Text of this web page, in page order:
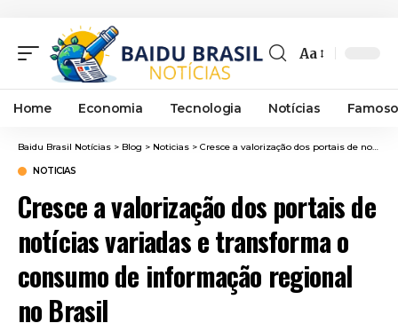
Font
Resizer
Aa
Home Economia Tecnologia Notícias
Baidu Brasil Notícias > Blog > Noticias > Cresce a valorização dos portais de notícias variadas e transforma o consumo de informação regional no Brasil
NOTICIAS
Cresce a valorização dos portais de
notícias variadas e transforma o
consumo de informação regional
no Brasil